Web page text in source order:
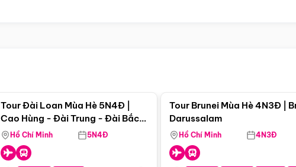
Tour Đài Loan Mùa Hè 5N4Đ |
Cao Hùng - Đài Trung - Đài Bắc
(Bay Vj)
Hồ Chí Minh 5N4Đ
Tour Brunei Mùa Hè 4N3Đ |
Darussalam
Hồ Chí Minh 4N3Đ